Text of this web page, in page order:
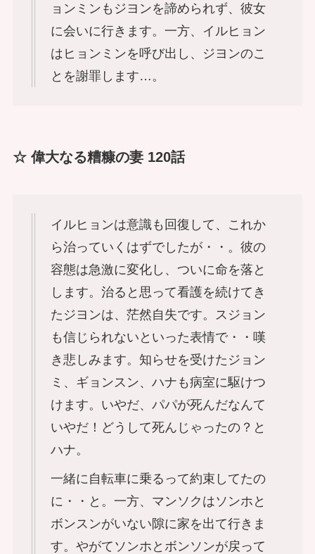
ョンミンもジヨンを諦められず、彼女
に会いに行きます。一方、イルヒョン
はヒョンミンを呼び出し、ジヨンのこ
とを謝罪します…。
☆ 偉大なる糟糠の妻 120話
イルヒョンは意識も回復して、これか
ら治っていくはずでしたが・・。彼の
容態は急激に変化し、ついに命を落と
します。治ると思って看護を続けてき
たジヨンは、茫然自失です。スジョン
も信じられないといった表情で・・嘆
き悲しみます。知らせを受けたジョン
ミ、ギョンスン、ハナも病室に駆けつ
けます。いやだ、パパが死んだなんて
いやだ！どうして死んじゃったの？と
ハナ。
一緒に自転車に乗るって約束してたの
に・・と。一方、マンソクはソンホと
ボンスンがいない隙に家を出て行きま
す。やがてソンホとボンソンが戻って